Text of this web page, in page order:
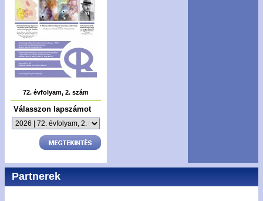
72. évfolyam, 2. szám
Válasszon lapszámot
Partnerek